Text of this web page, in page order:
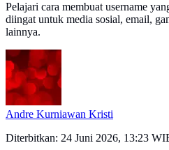
Pelajari cara membuat username
diingat untuk media sosial, email,
lainnya.
Andre Kurniawan Kristi
Diterbitkan: 24 Juni 2026, 13:23